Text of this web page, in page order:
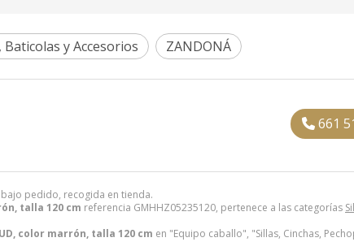
pedido, recogida en tienda.
talla 120 cm referencia GMHHZ05235120, pertenece a las categorías
color marrón, talla 120 cm en "Equipo caballo", "Sillas, Cinchas,
y Accesorios ZANDONÁ
661